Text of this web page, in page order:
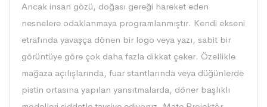
Ancak insan gözü, doğası gereği hareket eden
nesnelere odaklanmaya programlanmıştır. Kendi ekseni
etrafında yavaşça dönen bir logo veya yazı, sabit bir
görüntüye göre çok daha fazla dikkat çeker. Özellikle
mağaza açılışlarında, fuar stantlarında veya düğünlerde
pistin ortasına yapılan yansıtmalarda, döner başlıklı